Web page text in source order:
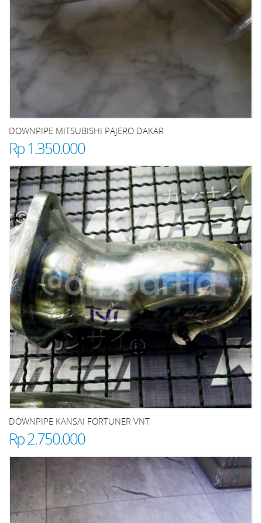
DOWNPIPE MITSUBISHI PAJERO DAKAR
Rp 1.350.000
DOWNPIPE KANSAI FORTUNER VNT
Rp 2.750.000